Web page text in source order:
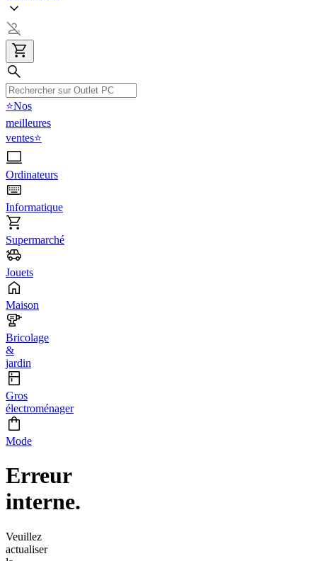
⭐Nos
meilleures
ventes⭐
Ordinateurs
Informatique
Supermarché
Jouets
Maison
Bricolage
&
jardin
Gros
électroménager
Mode
Erreur
interne.
Veuillez
actualiser